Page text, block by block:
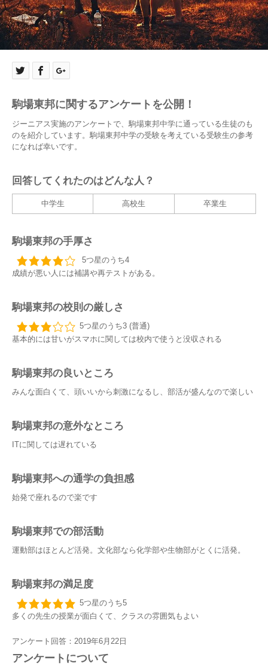
駒場東邦に関するアンケートを公開！
ジーニアス実施のアンケートで、駒場東邦中学に通っている生徒のも
のを紹介しています。駒場東邦中学の受験を考えている受験生の参考
になれば幸いです。
回答してくれたのはどんな人？
中学生 高校生 卒業生
駒場東邦の手厚さ
5つ星のうち4
成績が悪い人には補講や再テストがある。
駒場東邦の校則の厳しさ
5つ星のうち3 (普通)
基本的には甘いがスマホに関しては校内で使うと没収される
駒場東邦の良いところ
みんな面白くて、頭いいから刺激になるし、部活が盛んなので楽しい
駒場東邦の意外なところ
ITに関しては遅れている
駒場東邦への通学の負担感
始発で座れるので楽です
駒場東邦での部活動
運動部はほとんど活発。文化部なら化学部や生物部がとくに活発。
駒場東邦の満足度
5つ星のうち5
多くの先生の授業が面白くて、クラスの雰囲気もよい
アンケート回答：2019年6月22日
アンケートについて